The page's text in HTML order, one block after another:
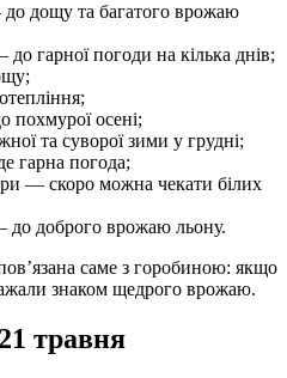
дощу та багатого врожаю
гарної погоди на кілька днів;
похмурої осені;
та суворої зими у грудні;
гарна погода;
— скоро можна чекати білих
до доброго врожаю льону.
саме з горобиною: якщо
знаком щедрого врожаю.
травня